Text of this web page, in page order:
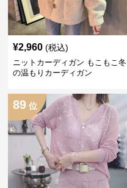
¥2,960 (税込)
ニットカーディガン もこもこ冬
の温もりカーディガン
89 位